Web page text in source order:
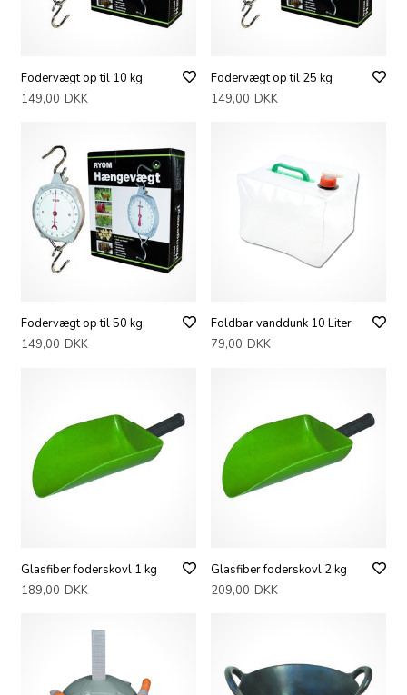
Fodervægt op til 10 kg
149,00 DKK
Fodervægt op til 25 kg
149,00 DKK
Fodervægt op til 50 kg
149,00 DKK
Foldbar vanddunk 10 Liter
79,00 DKK
Glasfiber foderskovl 1 kg
189,00 DKK
Glasfiber foderskovl 2 kg
209,00 DKK